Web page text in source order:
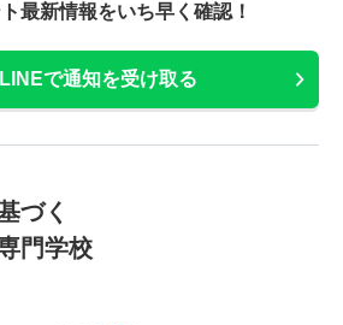
最新情報をいち早く確認！
LINEで通知を受け取る
づく
門学校